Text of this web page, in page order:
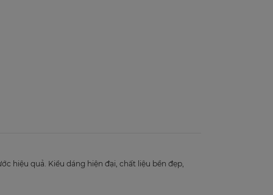
hiệu quả. Kiểu dáng hiện đại, chất liệu bền đẹp,